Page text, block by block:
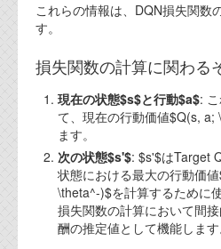
ご希望の方は、お問い合わせ
名は"opendocument"です。
機能安全用語集
設計用語集
オンラインショップ
お問い合わせ
これらの情報は、DQN損失関数
す。
損失関数の計算に関わる
現在の状態$s$と行動$a$:
て、現在の行動価値$Q(s,
ます。
次の状態$s'$: $s'$はTarget
状態における最大の行動価
\theta^-)$を計算するために
損失関数の計算において間
酬の推定値として機能します